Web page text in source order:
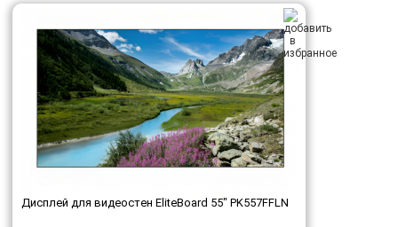
Дисплей для видеостен EliteBoard 55" PK557FFLN